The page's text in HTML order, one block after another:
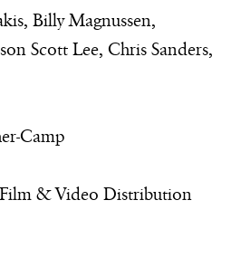
Billy Magnussen,
Scott Lee, Chris Sanders,
Camp
& Video Distribution